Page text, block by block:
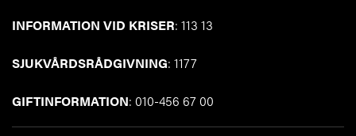
INFORMATION VID KRISER: 113 13
SJUKVÅRDSRÅDGIVNING: 1177
GIFTINFORMATION: 010-456 67 00